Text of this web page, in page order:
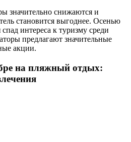
значительно снижаются и
становится выгоднее. Осенью
интереса к туризму среди
предлагают значительные
акции.
на пляжный отдых: